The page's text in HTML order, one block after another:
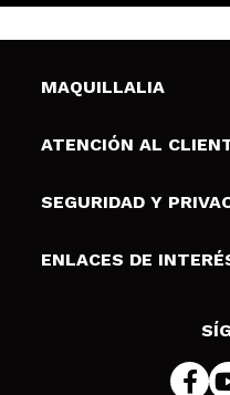
MAQUILLALIA
Sobre nosotros
Tarjetas de Regalo
ATENCIÓN AL
Envíos y
Formas de pago
SEGURIDAD Y
Terminos y
Política de cookies
ENLACES DE